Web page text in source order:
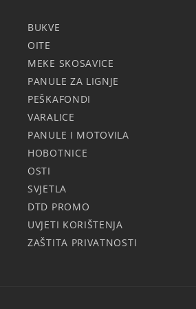
BUKVE
OITE
MEKE SKOSAVICE
PANULE ZA LIGNJE
PEŠKAFONDI
VARALICE
PANULE I MOTOVILA
HOBOTNICE
OSTI
SVJETLA
DTD PROMO
UVJETI KORIŠTENJA
ZAŠTITA PRIVATNOSTI